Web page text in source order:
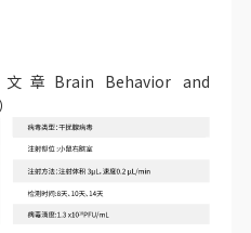
Brain Behavior and